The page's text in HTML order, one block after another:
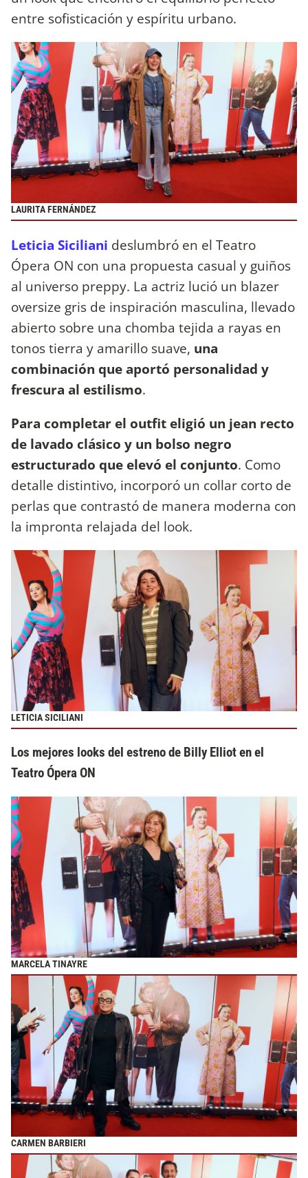
entre sofisticación y espíritu urbano.
LAURITA FERNÁNDEZ
Leticia Siciliani deslumbró en el Teatro
Ópera ON con una propuesta casual y guiños
al universo preppy. La actriz lució un blazer
oversize gris de inspiración masculina, llevado
abierto sobre una chomba tejida a rayas en
tonos tierra y amarillo suave, una
combinación que aportó personalidad y
frescura al estilismo.
Para completar el outfit eligió un jean recto
de lavado clásico y un bolso negro
estructurado que elevó el conjunto. Como
detalle distintivo, incorporó un collar corto de
perlas que contrastó de manera moderna con
la impronta relajada del look.
LETICIA SICILIANI
Los mejores looks del estreno de Billy Elliot en el
Teatro Ópera ON
MARCELA TINAYRE
CARMEN BARBIERI